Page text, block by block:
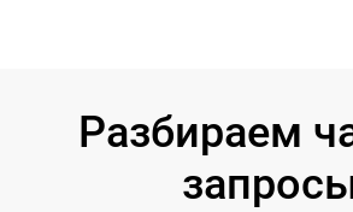
Разбираем